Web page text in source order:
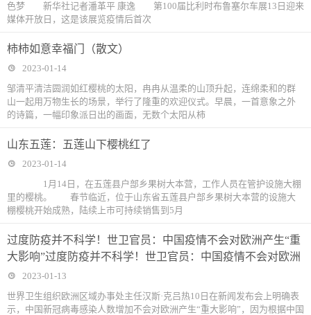
色梦 新华社记者潘革平 康逸 第100届比利时布鲁塞尔车展13日迎来
媒体开放日，这是该展览疫情后首次
柿柿如意幸福门（散文）
2023-01-14
邹清平清洁圆润如红樱桃的太阳，冉冉从温柔的山顶升起，连绵柔和的群
山一起用万物生长的场景，举行了隆重的欢迎仪式。早晨，一首意象之外
的诗篇，一幅印象派日出的画面，无数个太阳从柿
山东五莲：五莲山下樱桃红了
2023-01-14
1月14日，在五莲县户部乡果树大本营，工作人员在管护设施大棚
里的樱桃。 春节临近，位于山东省五莲县户部乡果树大本营的设施大
棚樱桃开始成熟，陆续上市可持续销售到5月
过度防疫并不科学！世卫官员：中国疫情不会对欧洲产生“重
大影响”过度防疫并不科学！世卫官员：中国疫情不会对欧洲
2023-01-13
世界卫生组织欧洲区域办事处主任汉斯·克吕热10日在新闻发布会上明确表
示，中国新冠病毒感染人数增加不会对欧洲产生“重大影响”，因为根据中国